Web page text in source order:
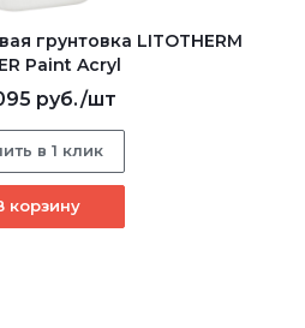
грунтовка LITOTHERM
Paint Acryl
руб./шт
в 1 клик
корзину